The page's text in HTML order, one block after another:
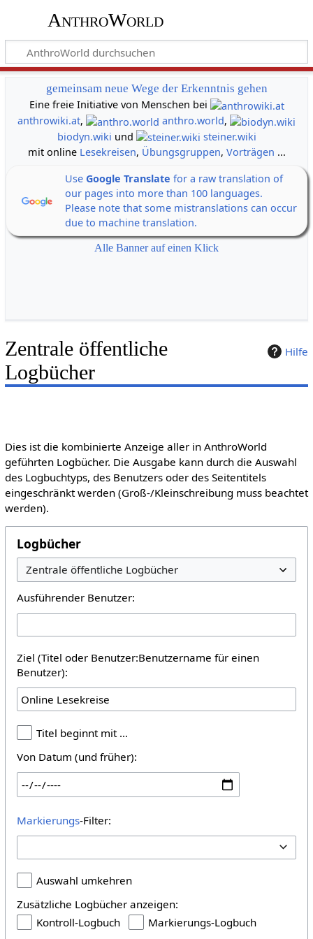
AnthroWorld
gemeinsam neue Wege der Erkenntnis gehen
Eine freie Initiative von Menschen bei
anthrowiki.at, anthro.world,
biodyn.wiki und
steiner.wiki
mit online Lesekreisen, Übungsgruppen, Vorträgen ...
Use Google Translate for a raw translation of
our pages into more than 100 languages.
Please note that some mistranslations can occur
due to machine translation.
Alle Banner auf einen Klick
Hilfe
Zentrale öffentliche
Logbücher
Dies ist die kombinierte Anzeige aller in AnthroWorld
geführten Logbücher. Die Ausgabe kann durch die Auswahl
des Logbuchtyps, des Benutzers oder des Seitentitels
eingeschränkt werden (Groß-/Kleinschreibung muss beachtet
werden).
Logbücher
Ausführender Benutzer:
Ziel (Titel oder Benutzer:Benutzername für einen
Benutzer):
Titel beginnt mit …
Von Datum (und früher):
Markierungs-Filter:
Auswahl umkehren
Zusätzliche Logbücher anzeigen:
Kontroll-Logbuch
Markierungs-Logbuch